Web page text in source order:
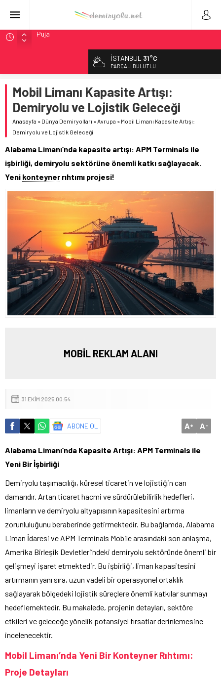
Chicago’da Metra Polisi BVLOS Drone’larla Müdahale
NJ Transit’ten Tarihi Bütçe: 46 Yılın Rekoru Onaylandı
Rocky Mountain, Güneş Enerjili Tesisten İlk Rayı Sevk Etti
AAR, MIT ve Berkeley Dahil 4 Üniversiteyle Araştırma
Konsorsiyumu Başlattı
Northern Railway Doğruladı: 308 Bin Rupiye Özel Vagonda
Puja
İSTANBUL 31°C
PARÇALI BULUTLU
Mobil Limanı Kapasite Artışı:
Demiryolu ve Lojistik Geleceği
Anasayfa » Dünya Demiryolları »Avrupa » Mobil Limanı Kapasite Artışı:
Demiryolu ve Lojistik Geleceği
Alabama Limanı’nda kapasite artışı: APM Terminals ile
işbirliği, demiryolu sektörüne önemli katkı sağlayacak.
Yeni konteyner rıhtımı projesi!
MOBİL REKLAM ALANI
31 EKIM 2025 00:54
ABONE OL A+ A-
Alabama Limanı’nda Kapasite Artışı: APM Terminals ile
Yeni Bir İşbirliği
Demiryolu taşımacılığı, küresel ticaretin ve lojistiğin can
damarıdır. Artan ticaret hacmi ve sürdürülebilirlik hedefleri,
limanların ve demiryolu altyapısının kapasitesini artırma
zorunluluğunu beraberinde getirmektedir. Bu bağlamda, Alabama
Liman İdaresi ve APM Terminals Mobile arasındaki son anlaşma,
Amerika Birleşik Devletleri’ndeki demiryolu sektöründe önemli bir
gelişmeyi işaret etmektedir. Bu işbirliği, liman kapasitesini
artırmanın yanı sıra, uzun vadeli bir operasyonel ortaklık
sağlayarak bölgedeki lojistik süreçlere önemli katkılar sunmayı
hedeflemektedir. Bu makalede, projenin detayları, sektöre
etkileri ve geleceğe yönelik potansiyel fırsatlar derinlemesine
incelenecektir.
Mobil Limanı’nda Yeni Bir Konteyner Rıhtımı:
Proje Detayları